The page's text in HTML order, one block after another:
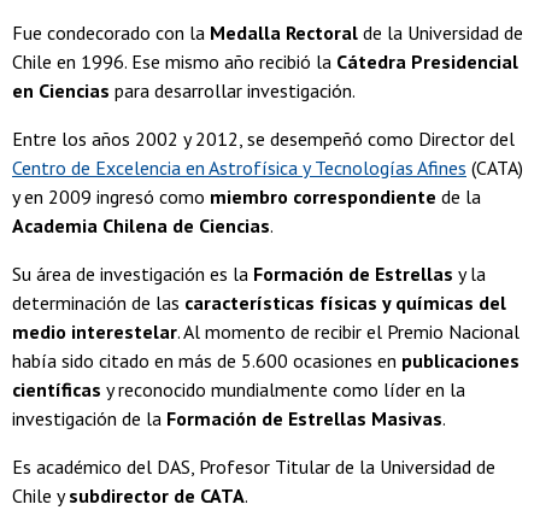
Fue condecorado con la Medalla Rectoral de la Universidad de
Chile en 1996. Ese mismo año recibió la Cátedra Presidencial
en Ciencias para desarrollar investigación.
Entre los años 2002 y 2012, se desempeñó como Director del
Centro de Excelencia en Astrofísica y Tecnologías Afines (CATA)
y en 2009 ingresó como miembro correspondiente de la
Academia Chilena de Ciencias.
Su área de investigación es la Formación de Estrellas y la
determinación de las características físicas y químicas del
medio interestelar. Al momento de recibir el Premio Nacional
había sido citado en más de 5.600 ocasiones en publicaciones
científicas y reconocido mundialmente como líder en la
investigación de la Formación de Estrellas Masivas.
Es académico del DAS, Profesor Titular de la Universidad de
Chile ysubdirector de CATA.